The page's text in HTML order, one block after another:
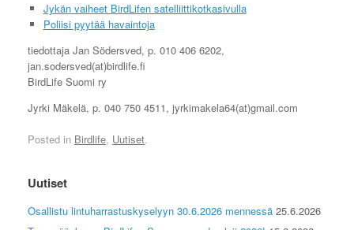
Jykän vaiheet BirdLifen satelliittikotkasivulla
Poliisi pyytää havaintoja
tiedottaja Jan Södersved, p. 010 406 6202,
jan.sodersved(at)birdlife.fi
BirdLife Suomi ry
Jyrki Mäkelä, p. 040 750 4511, jyrkimakela64(at)gmail.com
Posted in Birdlife, Uutiset.
Uutiset
Osallistu lintuharrastuskyselyyn 30.6.2026 mennessä 25.6.2026